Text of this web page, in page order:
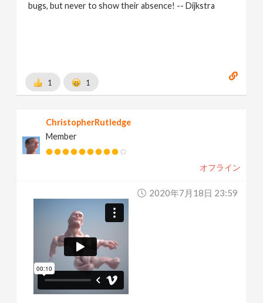
bugs, but never to show their absence! -- Dijkstra
1 1
ChristopherRutledge
Member
オフライン
2020年7月18日 23:59